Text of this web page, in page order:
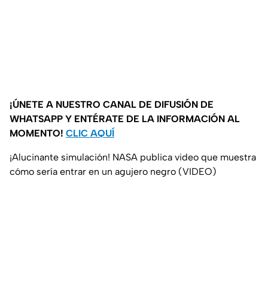
¡ÚNETE A NUESTRO CANAL DE DIFUSIÓN DE
WHATSAPP Y ENTÉRATE DE LA INFORMACIÓN AL
MOMENTO! CLIC AQUÍ
¡Alucinante simulación! NASA publica video que muestra
cómo sería entrar en un agujero negro (VIDEO)